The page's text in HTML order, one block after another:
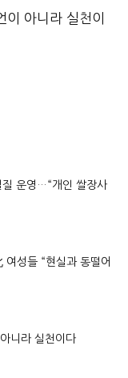
이 아니라 실천이
질 운영…“개인 쌀장사
여성들 “현실과 동떨어
니라 실천이다